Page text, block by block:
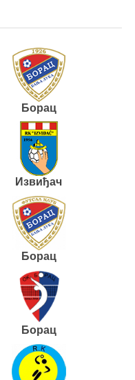
Борац
Извиђач
Борац
Борац